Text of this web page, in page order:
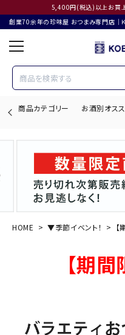
5,400円(税込)以上お買
創業70余年の珍味屋 おつまみ専門店│Ｋ
商品カテゴリー お酒別オス
ACCOUNT MENU
HOME ▼季節イベント！
【期